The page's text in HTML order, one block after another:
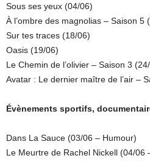
Sous ses yeux (04/06)
À l’ombre des magnolias – Saison 5
Sur tes traces (18/06)
Oasis (19/06)
Le Chemin de l’olivier – Saison 3
Avatar : Le dernier maître de l’air –
Évènements sportifs,
Dans La Sauce (03/06 – Humour)
Le Meurtre de Rachel Nickell (04/06